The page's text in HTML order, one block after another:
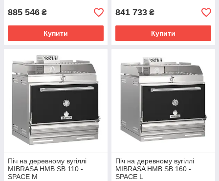
885 546 ₴
Купити
841 733 ₴
Купити
Піч на деревному вугіллі
MIBRASA HMB SB 110 -
SPACE M
Піч на деревному вугіллі
MIBRASA HMB SB 160 -
SPACE L